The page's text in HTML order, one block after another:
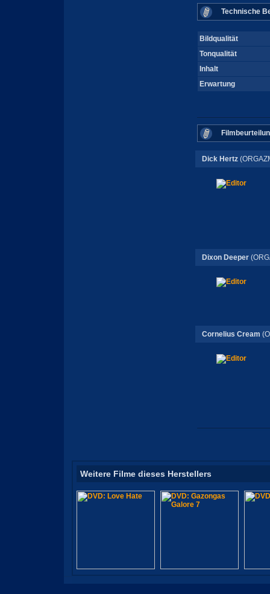
Technische
Bildqualität
Tonqualität
Inhalt
Erwartung
Dick Hertz
Dixon Deeper
Cornelius Cream
Weitere Filme dieses Herstellers